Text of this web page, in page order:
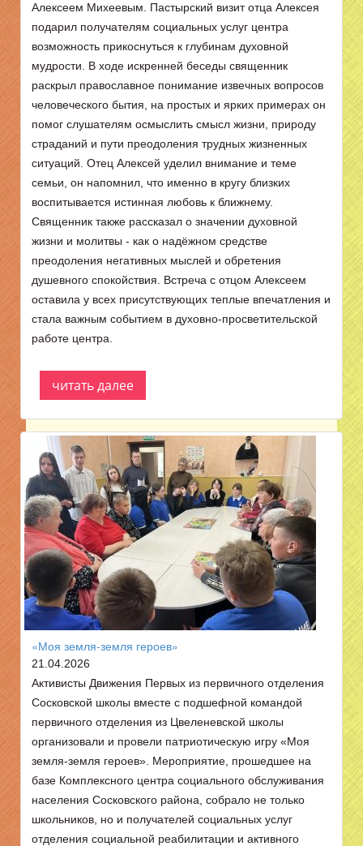
Алексеем Михеевым. Пастырский визит отца Алексея
подарил получателям социальных услуг центра
возможность прикоснуться к глубинам духовной
мудрости. В ходе искренней беседы священник
раскрыл православное понимание извечных вопросов
человеческого бытия, на простых и ярких примерах он
помог слушателям осмыслить смысл жизни, природу
страданий и пути преодоления трудных жизненных
ситуаций. Отец Алексей уделил внимание и теме
семьи, он напомнил, что именно в кругу близких
воспитывается истинная любовь к ближнему.
Священник также рассказал о значении духовной
жизни и молитвы - как о надёжном средстве
преодоления негативных мыслей и обретения
душевного спокойствия. Встреча с отцом Алексеем
оставила у всех присутствующих теплые впечатления и
стала важным событием в духовно-просветительской
работе центра.
читать далее
«Моя земля-земля героев»
21.04.2026
Активисты Движения Первых из первичного отделения
Сосковской школы вместе с подшефной командой
первичного отделения из Цвеленевской школы
организовали и провели патриотическую игру «Моя
земля-земля героев». Мероприятие, прошедшее на
базе Комплексного центра социального обслуживания
населения Сосковского района, собрало не только
школьников, но и получателей социальных услуг
отделения социальной реабилитации и активного